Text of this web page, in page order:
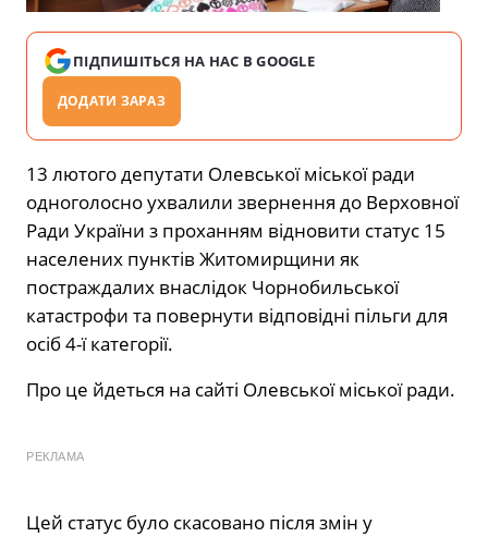
ПІДПИШІТЬСЯ НА НАС В GOOGLE
ДОДАТИ ЗАРАЗ
13 лютого депутати Олевської міської ради
одноголосно ухвалили звернення до Верховної
Ради України з проханням відновити статус 15
населених пунктів Житомирщини як
постраждалих внаслідок Чорнобильської
катастрофи та повернути відповідні пільги для
осіб 4-ї категорії.
Про це йдеться на сайті Олевської міської ради.
РЕКЛАМА
Цей статус було скасовано після змін у